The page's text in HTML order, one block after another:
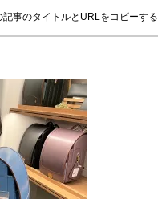
記事のタイトルとURLをコピーする